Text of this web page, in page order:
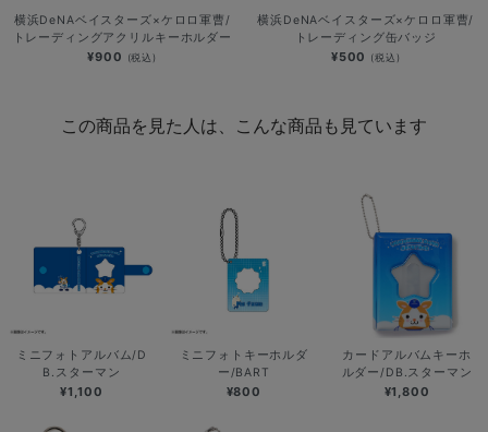
横浜DeNAベイスターズ×ケロロ軍曹/
トレーディングアクリルキーホルダー
¥900 (税込)
横浜DeNAベイスターズ×ケロロ軍曹/
トレーディング缶バッジ
¥500 (税込)
この商品を見た人は、こんな商品も見ています
ミニフォトアルバム/D
B.スターマン
¥1,100
ミニフォトキーホルダ
ー/BART
¥800
カードアルバムキーホ
ルダー/DB.スターマン
¥1,800